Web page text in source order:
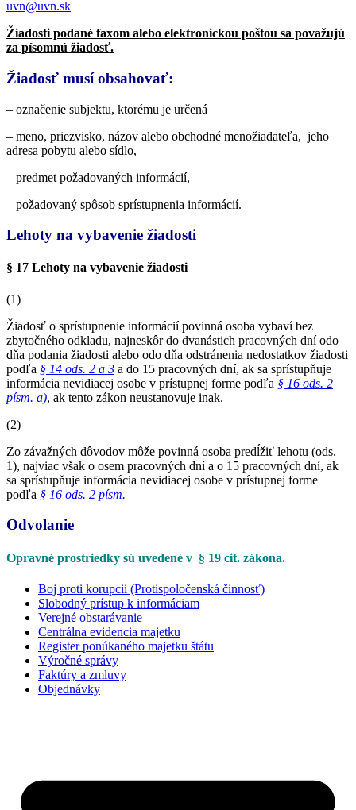
uvn@uvn.sk
Žiadosti podané faxom alebo elektronickou poštou sa považujú
za písomnú žiadosť.
Žiadosť musí obsahovať:
– označenie subjektu, ktorému je určená
– meno, priezvisko, názov alebo obchodné menožiadateľa, jeho
adresa pobytu alebo sídlo,
– predmet požadovaných informácií,
– požadovaný spôsob sprístupnenia informácií.
Lehoty na vybavenie žiadosti
§ 17 Lehoty na vybavenie žiadosti
(1)
Žiadosť o sprístupnenie informácií povinná osoba vybaví bez
zbytočného odkladu, najneskôr do dvanástich pracovných dní odo
dňa podania žiadosti alebo odo dňa odstránenia nedostatkov žiadosti
podľa § 14 ods. 2 a 3 a do 15 pracovných dní, ak sa sprístupňuje
informácia nevidiacej osobe v prístupnej forme podľa § 16 ods. 2
písm. a), ak tento zákon neustanovuje inak.
(2)
Zo závažných dôvodov môže povinná osoba predĺžiť lehotu (ods.
1), najviac však o osem pracovných dní a o 15 pracovných dní, ak
sa sprístupňuje informácia nevidiacej osobe v prístupnej forme
podľa § 16 ods. 2 písm.
Odvolanie
Opravné prostriedky sú uvedené v § 19 cit. zákona.
Boj proti korupcii (Protispoločenská činnosť)
Slobodný prístup k informáciam
Verejné obstarávanie
Centrálna evidencia majetku
Register ponúkaného majetku štátu
Výročné správy
Faktúry a zmluvy
Objednávky